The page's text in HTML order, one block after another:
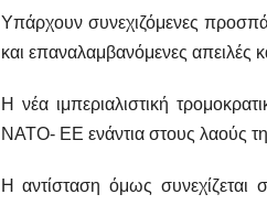
Υπάρχουν συνεχιζόμενες
και επαναλαμβανόμενες
Η νέα ιμπεριαλιστική
ΝΑΤΟ- ΕΕ ενάντια στους λαούς
Η αντίσταση όμως συνεχίζεται